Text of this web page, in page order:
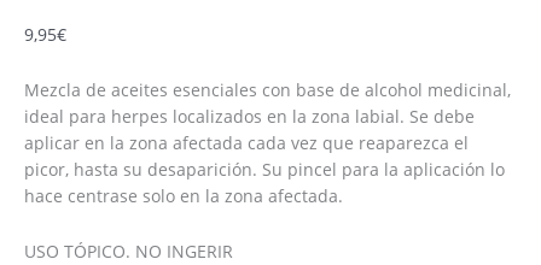
9,95€
Mezcla de aceites esenciales con base de alcohol medicinal,
ideal para herpes localizados en la zona labial. Se debe
aplicar en la zona afectada cada vez que reaparezca el
picor, hasta su desaparición. Su pincel para la aplicación lo
hace centrase solo en la zona afectada.
USO TÓPICO. NO INGERIR